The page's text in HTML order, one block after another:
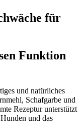
für
Funktion
und natürliches
Schafgarbe und
Rezeptur unterstützt
und das